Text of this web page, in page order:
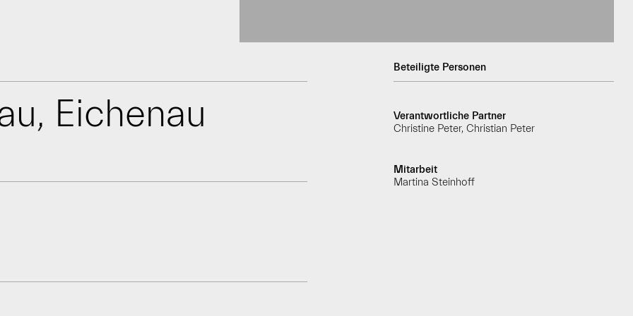
Eichenau
Beteiligte Personen
Verantwortliche Partner
Christine Peter, Christian Peter
Mitarbeit
Martina Steinhoff